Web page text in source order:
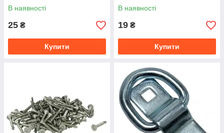
В наявності
25 ₴
Купити
В наявності
19 ₴
Купити